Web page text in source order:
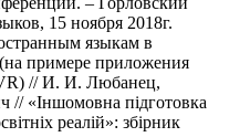
15 ноября 2018г.
языкам в
примере приложения
// И. И. Любанец,
«Іншомовна підготовка
реалій»: збірник